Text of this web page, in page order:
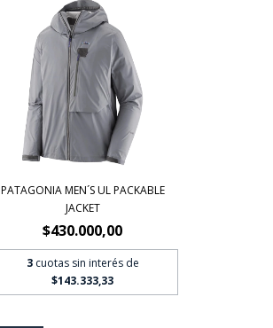
PATAGONIA MEN´S UL PACKABLE
JACKET
$430.000,00
3 cuotas sin interés de
$143.333,33